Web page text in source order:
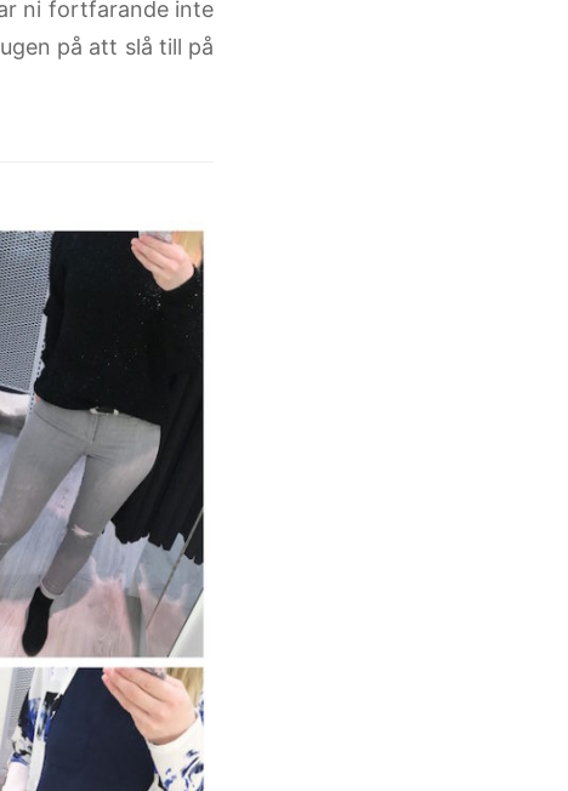
ni fortfarande inte
på att slå till på